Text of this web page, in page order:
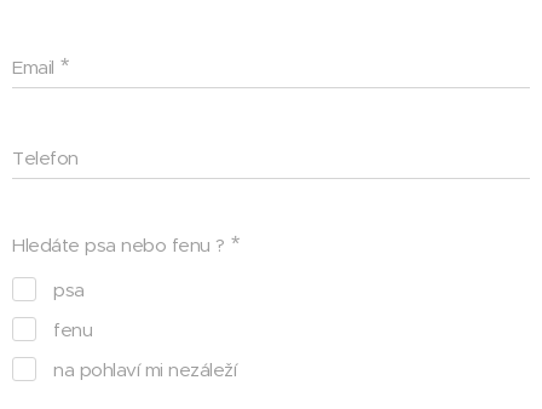
Email
Telefon
Hledáte psa nebo fenu ?
psa
fenu
na pohlaví mi nezáleží